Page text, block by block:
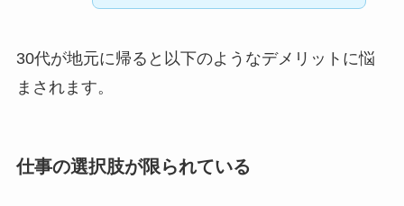
30代が地元に帰ると以下のようなデメリットに悩
まされます。
仕事の選択肢が限られている